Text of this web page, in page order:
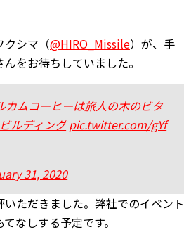
クシマ（@HIRO_Missile）が、手
をお待ちしていました。
ムコーヒーは旅人の木のビタ
ルディング pic.twitter.com/gYf
31, 2020
ただきました。弊社でのイベント
なしする予定です。